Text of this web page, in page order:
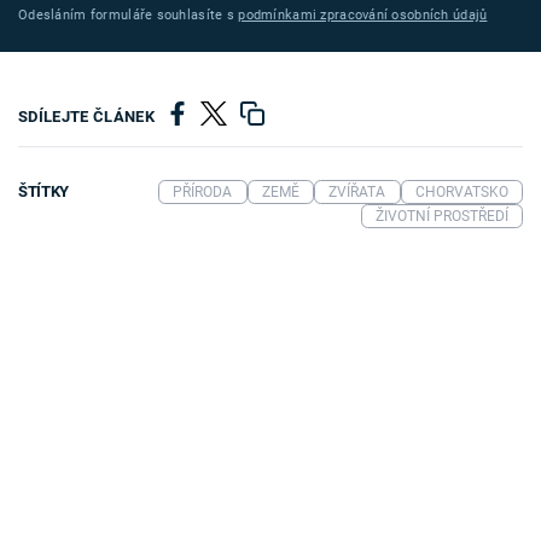
Odesláním formuláře souhlasíte spodmínkami zpracování osobních údajů
SDÍLEJTE ČLÁNEK
ŠTÍTKY PŘÍRODA ZEMĚ ZVÍŘATA
CHORVATSKO
ŽIVOTNÍ PROSTŘEDÍ